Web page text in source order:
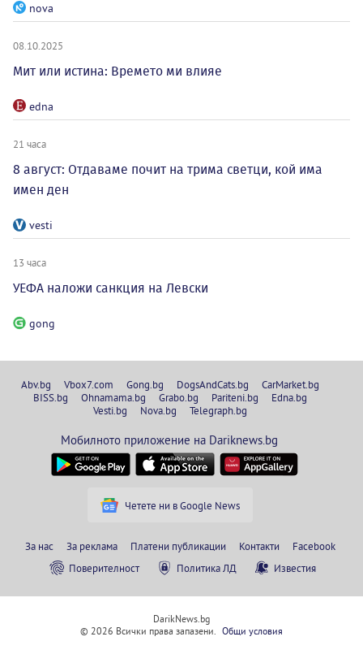
nova
08.10.2025
Мит или истина: Времето ми влияе
edna
21 часа
8 август: Отдаваме почит на трима светци, кой има
имен ден
vesti
13 часа
УЕФА наложи санкция на Левски
gong
Abv.bg Vbox7.com Gong.bg DogsAndCats.bg
CarMarket.bg
BISS.bg
Ohnamama.bg Grabo.bg Pariteni.bg
Edna.bg
Vesti.bg
Nova.bg Telegraph.bg
Мобилното приложение на Dariknews.bg
Четете ни в Google News
За нас За реклама Платени публикации Контакти
Facebook
Поверителност
Политика ЛД Известия
DarikNews.bg
© 2026 Всички права запазени. Общи условия